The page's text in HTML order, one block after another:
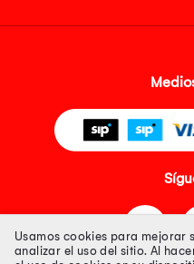
Usamos cookies para mejorar
analizar el uso del sitio. Al